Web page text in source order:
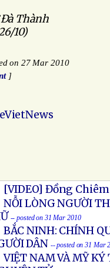
Thành
10)
on 27 Mar 2010
]
[VIDEO] Đồng
NỖI LÒNG NGƯỜI
-- posted on 31 Mar 2010
BẮC NINH: CHÍNH
DÂN -- posted on 31 Mar
VIỆT NAM VÀ MỸ KÝ